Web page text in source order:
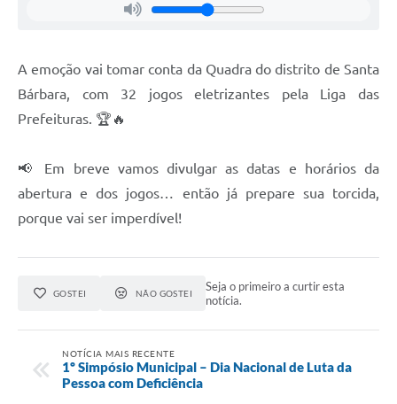
A emoção vai tomar conta da Quadra do distrito de Santa
Bárbara, com 32 jogos eletrizantes pela Liga das
Prefeituras. 🏆🔥
📢 Em breve vamos divulgar as datas e horários da
abertura e dos jogos… então já prepare sua torcida,
porque vai ser imperdível!
GOSTEI NÃO GOSTEI
Seja o primeiro a curtir esta
notícia.
NOTÍCIA MAIS RECENTE
1º Simpósio Municipal – Dia Nacional de Luta da
Pessoa com Deficiência